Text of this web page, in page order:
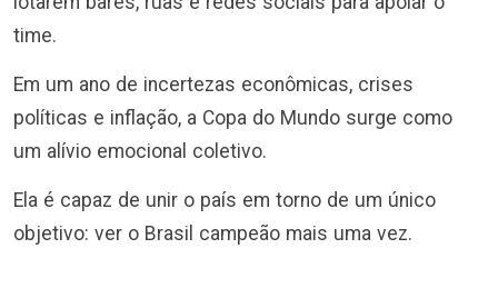
time.
Em um ano de incertezas econômicas, crises
políticas e inflação, a Copa do Mundo surge como
um alívio emocional coletivo.
Ela é capaz de unir o país em torno de um único
objetivo: ver o Brasil campeão mais uma vez.